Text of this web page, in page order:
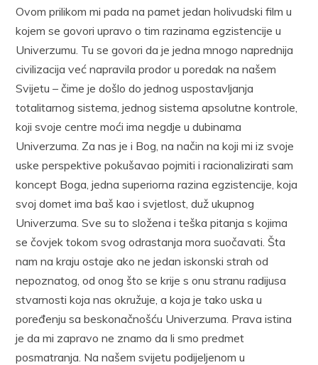
Ovom prilikom mi pada na pamet jedan holivudski film u
kojem se govori upravo o tim razinama egzistencije u
Univerzumu. Tu se govori da je jedna mnogo naprednija
civilizacija već napravila prodor u poredak na našem
Svijetu – čime je došlo do jednog uspostavljanja
totalitarnog sistema, jednog sistema apsolutne kontrole,
koji svoje centre moći ima negdje u dubinama
Univerzuma. Za nas je i Bog, na način na koji mi iz svoje
uske perspektive pokušavao pojmiti i racionalizirati sam
koncept Boga, jedna superiorna razina egzistencije, koja
svoj domet ima baš kao i svjetlost, duž ukupnog
Univerzuma. Sve su to složena i teška pitanja s kojima
se čovjek tokom svog odrastanja mora suočavati. Šta
nam na kraju ostaje ako ne jedan iskonski strah od
nepoznatog, od onog što se krije s onu stranu radijusa
stvarnosti koja nas okružuje, a koja je tako uska u
poređenju sa beskonačnošću Univerzuma. Prava istina
je da mi zapravo ne znamo da li smo predmet
posmatranja. Na našem svijetu podijeljenom u